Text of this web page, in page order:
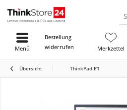
Bestellung
widerrufen
Merkzettel
Menü
Übersicht ThinkPad P1